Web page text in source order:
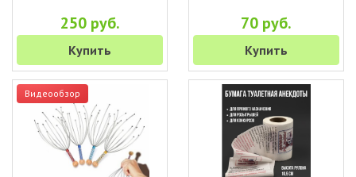
250 руб.
Купить
70 руб.
Купить
Видеообзор